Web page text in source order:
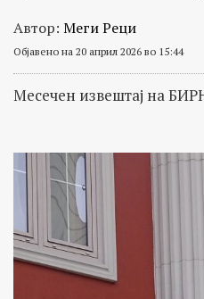
Автор: Меги Реци
Објавено на 20 април 2026 во 15:44
Месечен извештај на